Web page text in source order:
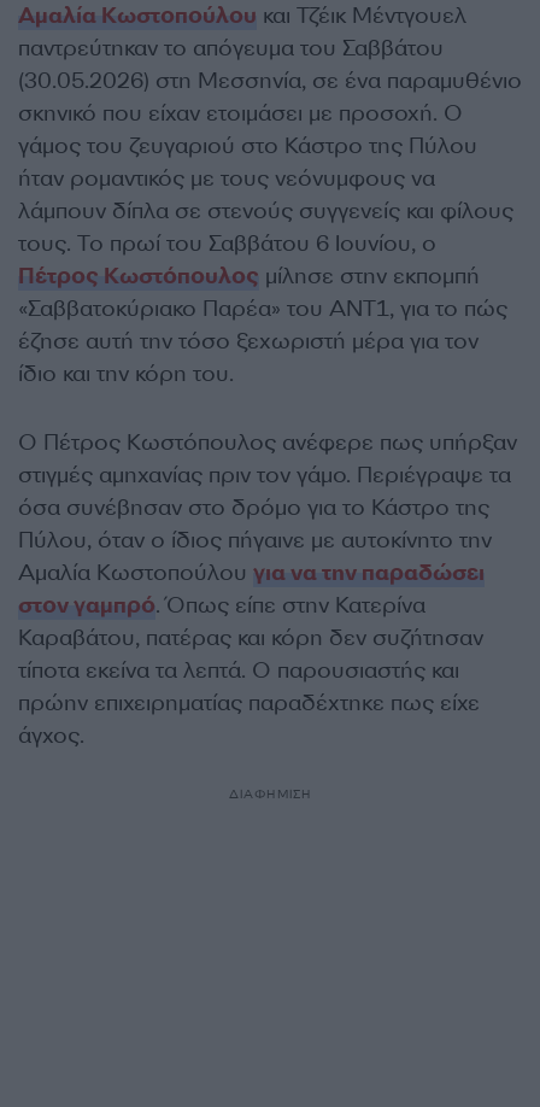
Αμαλία Κωστοπούλου και Τζέικ Μέντγουελ
παντρεύτηκαν το απόγευμα του Σαββάτου
(30.05.2026) στη Μεσσηνία, σε ένα παραμυθένιο
σκηνικό που είχαν ετοιμάσει με προσοχή. Ο
γάμος του ζευγαριού στο Κάστρο της Πύλου
ήταν ρομαντικός με τους νεόνυμφους να
λάμπουν δίπλα σε στενούς συγγενείς και φίλους
τους. Το πρωί του Σαββάτου 6 Ιουνίου, ο
Πέτρος Κωστόπουλος μίλησε στην εκπομπή
«Σαββατοκύριακο Παρέα» του ΑΝΤ1, για το πώς
έζησε αυτή την τόσο ξεχωριστή μέρα για τον
ίδιο και την κόρη του.
Ο Πέτρος Κωστόπουλος ανέφερε πως υπήρξαν
στιγμές αμηχανίας πριν τον γάμο. Περιέγραψε τα
όσα συνέβησαν στο δρόμο για το Κάστρο της
Πύλου, όταν ο ίδιος πήγαινε με αυτοκίνητο την
Αμαλία Κωστοπούλου για να την παραδώσει
στον γαμπρό. Όπως είπε στην Κατερίνα
Καραβάτου, πατέρας και κόρη δεν συζήτησαν
τίποτα εκείνα τα λεπτά. Ο παρουσιαστής και
πρώην επιχειρηματίας παραδέχτηκε πως είχε
άγχος.
ΔΙΑΦΗΜΙΣΗ